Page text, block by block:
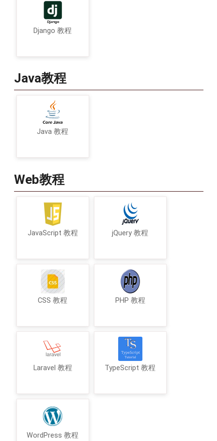
Django 教程
Java教程
Java 教程
Web教程
JavaScript 教程 jQuery 教程
CSS 教程 PHP 教程
Laravel 教程 TypeScript 教程
WordPress 教程